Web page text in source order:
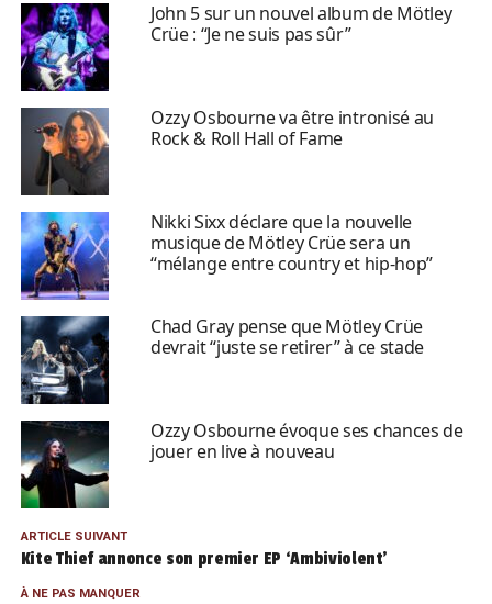
John 5 sur un nouvel album de Mötley
Crüe : “Je ne suis pas sûr”
Ozzy Osbourne va être intronisé au
Rock & Roll Hall of Fame
Nikki Sixx déclare que la nouvelle
musique de Mötley Crüe sera un
“mélange entre country et hip-hop”
Chad Gray pense que Mötley Crüe
devrait “juste se retirer” à ce stade
Ozzy Osbourne évoque ses chances de
jouer en live à nouveau
ARTICLE SUIVANT
Kite Thief annonce son premier EP ‘Ambiviolent’
À NE PAS MANQUER